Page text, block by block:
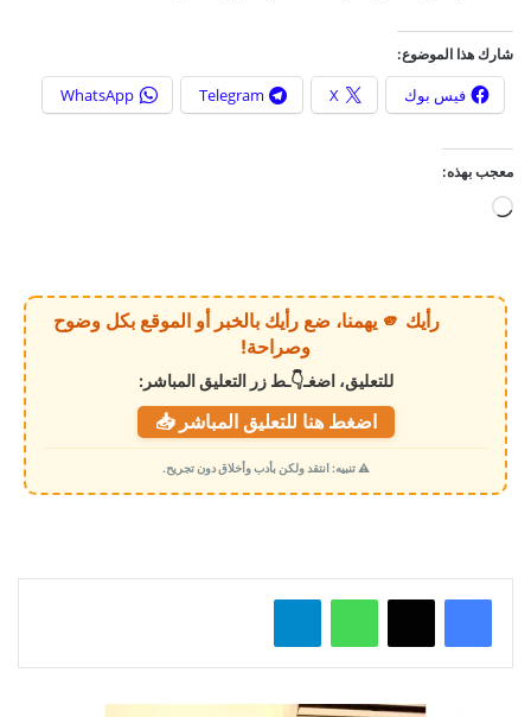
شارك هذا الموضوع:
فيس بوك X
Telegram
WhatsApp
معجب بهذه:
ي
م
ي
رأيك 🫵 يهمنا، ضع رأيك بالخبر أو الموقع بكل وضوح
وصراحة!
للتعليق، اضغـ👇ـط زر التعليق المباشر:
اضغط هنا للتعليق المباشر 📥
⚠️ تنبيه: انتقد ولكن بأدب وأخلاق دون تجريح.
واتساب